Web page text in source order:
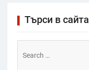
Търси в сайта
for: